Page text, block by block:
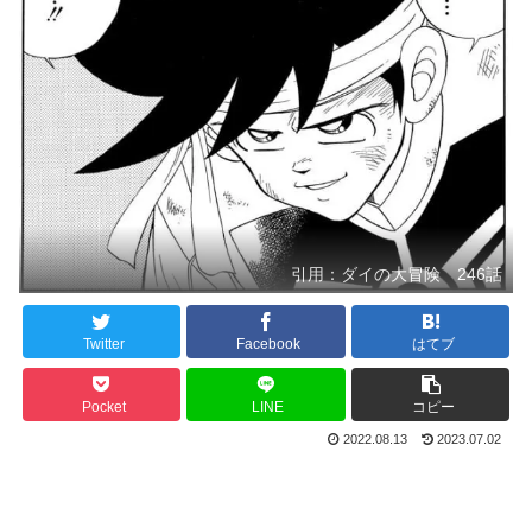
引用：ダイの大冒険 246話
Twitter Facebook はてブ
Pocket LINE コピー
2022.08.13 2023.07.02